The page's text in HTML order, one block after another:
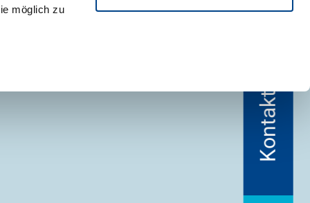
möglich zu
02131 7518-300
Kontakt